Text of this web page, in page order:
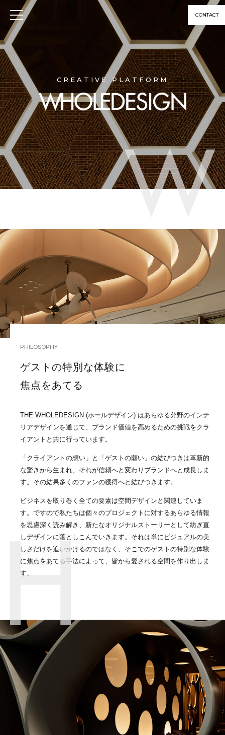
CONTACT
CREATIVE PLATFORM
PHILOSOPHY
ゲストの特別な体験に
焦点をあてる
THE WHOLEDESIGN (ホールデザイン) はあらゆる分野のインテ
リアデザインを通じて、ブランド価値を高めるための挑戦をクラ
イアントと共に行っています。
「クライアントの想い」と「ゲストの願い」の結びつきは革新的
な驚きから生まれ、それが信頼へと変わりブランドへと成長しま
す。その結果多くのファンの獲得へと結びつきます。
ビジネスを取り巻く全ての要素は空間デザインと関連していま
す。ですので私たちは個々のプロジェクトに対するあらゆる情報
を思慮深く読み解き、新たなオリジナルストーリーとして紡ぎ直
しデザインに落としこんでいきます。それは単にビジュアルの美
しさだけを追いかけるのではなく、そこでのゲストの特別な体験
に焦点をあてる手法によって、皆から愛される空間を作り出しま
す。